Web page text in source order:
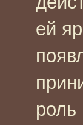
ей
роль